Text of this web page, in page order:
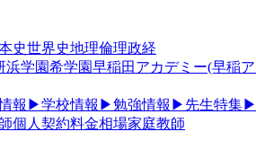
史世界史地理倫理政経
浜学園希学園早稲田アカデミー(早稲
報 ▶学校情報 ▶勉強情報 ▶ 先生特集▶
個人契約料金相場家庭教師